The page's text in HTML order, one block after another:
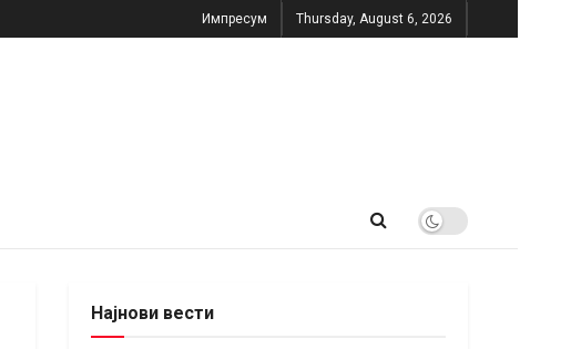
Импресум Thursday, August 6, 2026
Најнови вести